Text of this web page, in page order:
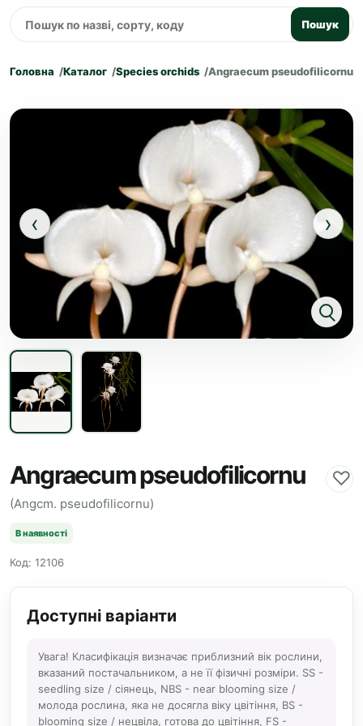
Пошук
Головна Каталог Species orchids Angraecum pseudofilicornu
‹ ›
Angraecum pseudofilicornu ♡
(Angcm. pseudofilicornu)
В наявності
Код: 12106
Доступні варіанти
Увага! Класифікація визначає приблизний вік рослини,
вказаний постачальником, а не її фізичні розміри. SS -
seedling size / сіянець, NBS - near blooming size /
молода рослина, яка не досягла віку цвітіння, BS -
blooming size / нецвіла, готова до цвітіння, FS -